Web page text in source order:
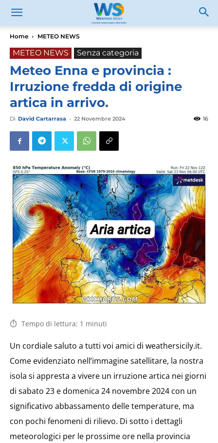
Home METEO NEWS
METEO NEWS Senza categoria
Meteo Enna e provincia :
Irruzione fredda di origine
artica in arrivo.
Di David Cartarrasa - 22 Novembre 2024 16
Tempo di lettura: 1 minuti
Un cordiale saluto a tutti voi amici di weathersicily.it.
Come evidenziato nell’immagine satellitare, la nostra
isola si appresta a vivere un irruzione artica nei giorni
di sabato 23 e domenica 24 novembre 2024 con un
significativo abbassamento delle temperature, ma
con pochi fenomeni di rilievo. Di sotto i dettagli
meteorologici per le prossime ore nella provincia